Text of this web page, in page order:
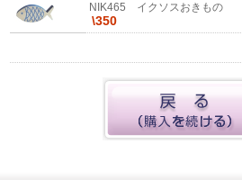
NIK465 イクソスおきもの
\350